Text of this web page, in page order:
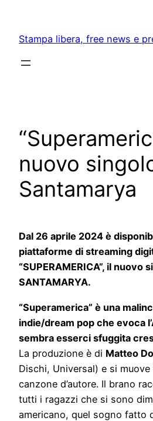
content
Stampa libera, free news e
nuovo
Santamarya
Dal 26 aprile 2024 è
piattaforme di streaming
“SUPERAMERICA”, il nuovo
SANTAMARYA.
“Superamerica” è una
indie/dream pop che evoca
sembra esserci sfuggita
La produzione è di Matteo
Dischi, Universal) e si
canzone d’autore. Il brano
tutti i ragazzi che si sono
americano, quel sogno fatto